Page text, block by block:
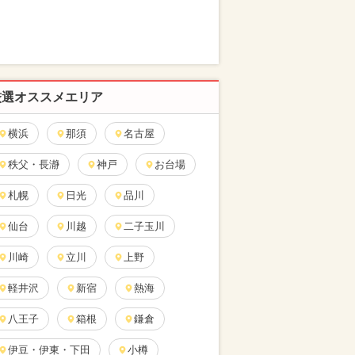
オススメエリア
横浜 那須 名古屋
秩父・長瀞 神戸 お台場
札幌 日光 品川
仙台 川越 二子玉川
川崎 立川 上野
軽井沢 新宿 熱海
八王子 箱根 鎌倉
伊豆・伊東・下田 小樽